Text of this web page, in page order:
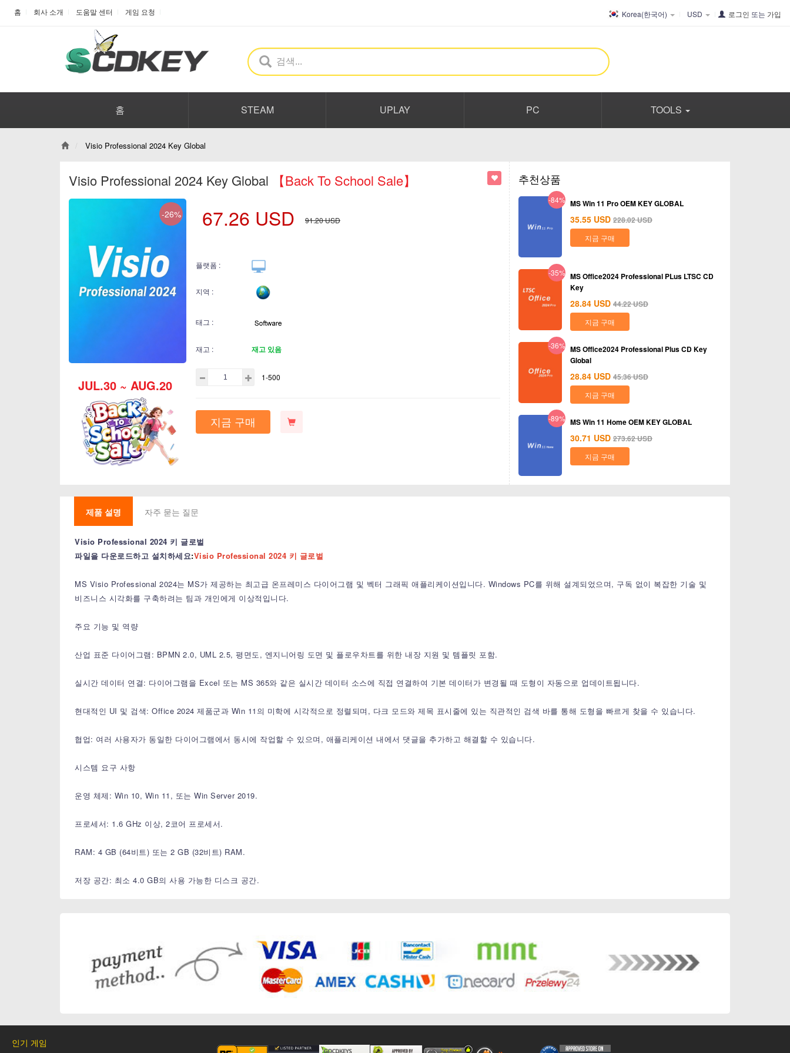
홈 회사 소개 도움말 센터 게임 요청 Korea(한국어) USD 로그인 또는 가입
홈 STEAM UPLAY PC TOOLS
Visio Professional 2024 Key Global
Visio Professional 2024 Key Global 【Back To School Sale】
-26%
JUL.30 ~ AUG.20
67.26 USD 91.20USD
플랫폼 :
지역 :
태그 :
재고 : 재고 있음
1-500
지금 구매
추천상품
-84% MS Win 11 Pro OEM KEY GLOBAL
35.55 USD 228.02USD
지금 구매
-35% MS Office2024 Professional PLus LTSC CD
Key
28.84 USD 44.22USD
지금 구매
-36% MS Office2024 Professional Plus CD Key
Global
28.84 USD 45.36USD
지금 구매
-89% MS Win 11 Home OEM KEY GLOBAL
30.71 USD 273.62USD
지금 구매
제품 설명 자주 묻는 질문
Visio Professional 2024 키 글로벌
파일을 다운로드하고 설치하세요:Visio Professional 2024 키 글로벌
MS Visio Professional 2024는 MS가 제공하는 최고급 온프레미스 다이어그램 및 벡터 그래픽 애플리케이션입니다. Windows PC를 위해 설계되었으며, 구독 없이 복잡한 기술 및
비즈니스 시각화를 구축하려는 팀과 개인에게 이상적입니다.
주요 기능 및 역량
산업 표준 다이어그램: BPMN 2.0, UML 2.5, 평면도, 엔지니어링 도면 및 플로우차트를 위한 내장 지원 및 템플릿 포함.
실시간 데이터 연결: 다이어그램을 Excel 또는 MS 365와 같은 실시간 데이터 소스에 직접 연결하여 기본 데이터가 변경될 때 도형이 자동으로 업데이트됩니다.
현대적인 UI 및 검색: Office 2024 제품군과 Win 11의 미학에 시각적으로 정렬되며, 다크 모드와 제목 표시줄에 있는 직관적인 검색 바를 통해 도형을 빠르게 찾을 수 있습니다.
협업: 여러 사용자가 동일한 다이어그램에서 동시에 작업할 수 있으며, 애플리케이션 내에서 댓글을 추가하고 해결할 수 있습니다.
시스템 요구 사항
운영 체제: Win 10, Win 11, 또는 Win Server 2019.
프로세서: 1.6 GHz 이상, 2코어 프로세서.
RAM: 4 GB (64비트) 또는 2 GB (32비트) RAM.
저장 공간: 최소 4.0 GB의 사용 가능한 디스크 공간.
인기 게임